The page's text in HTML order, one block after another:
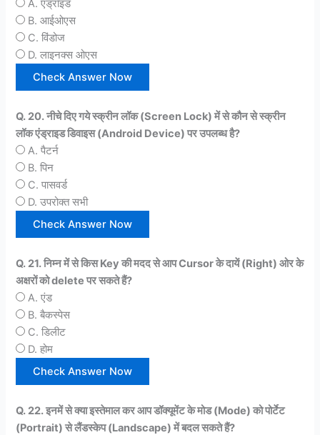
A. एंड्रॉइड
B. आईओएस
C. विंडोज
D. लाइनक्स ओएस
Q. 20. नीचे दिए गये स्क्रीन लॉक (Screen Lock) में से कौन से स्क्रीन
लॉक एंड्राइड डिवाइस (Android Device) पर उपलब्ध है?
A. पैटर्न
B. पिन
C. पासवर्ड
D. उपरोक्त सभी
Q. 21. निम्न में से किस Key की मदद से आप Cursor के दायें (Right) ओर के
अक्षरों को delete पर सकते हैं?
A. एंड
B. बैकस्पेस
C. डिलीट
D. होम
Q. 22. इनमें से क्या इस्तेमाल कर आप डॉक्यूमेंट के मोड (Mode) को पोर्टेट
(Portrait) से लैंडस्केप (Landscape) में बदल सकते हैं?